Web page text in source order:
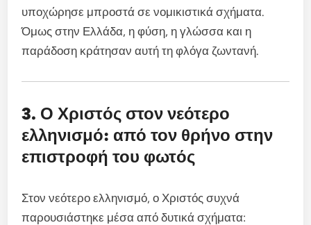
υποχώρησε μπροστά σε νομικιστικά σχήματα.
Όμως στην Ελλάδα, η φύση, η γλώσσα και η
παράδοση κράτησαν αυτή τη φλόγα ζωντανή.
3. Ο Χριστός στον νεότερο
ελληνισμό: από τον θρήνο στην
επιστροφή του φωτός
Στον νεότερο ελληνισμό, ο Χριστός συχνά
παρουσιάστηκε μέσα από δυτικά σχήματα: